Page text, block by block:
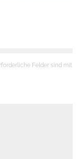
Felder sind mit